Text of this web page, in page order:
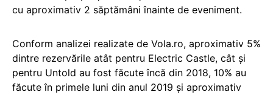
cu aproximativ 2 săptămâni înainte de eveniment.
Conform analizei realizate de Vola.ro, aproximativ 5%
dintre rezervările atât pentru Electric Castle, cât și
pentru Untold au fost făcute încă din 2018, 10% au
făcute în primele luni din anul 2019 și aproximativ